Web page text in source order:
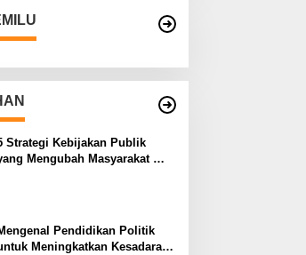
Strategi Kebijakan Publik
Mengubah Masyarakat
Pendidikan Politik
Meningkatkan Kesadaran